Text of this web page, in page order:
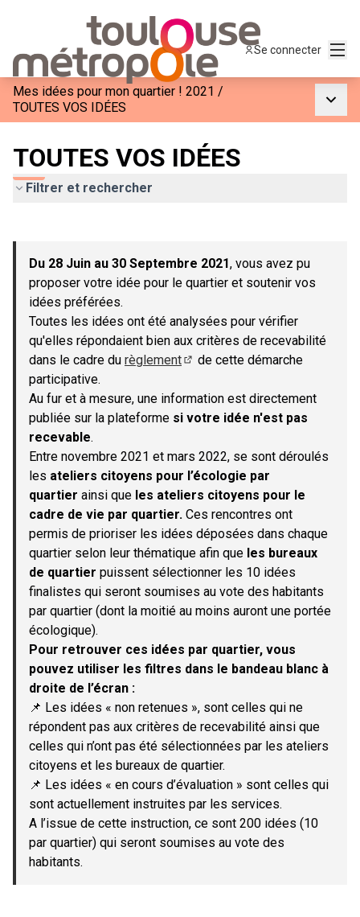
Se connecter
Mes idées pour mon quartier ! 2021 /
TOUTES VOS IDÉES
TOUTES VOS IDÉES
Filtrer et rechercher
−
Du 28 Juin au 30 Septembre 2021, vous avez pu
proposer votre idée pour le quartier et soutenir vos
idées préférées.
Toutes les idées ont été analysées pour vérifier
qu'elles répondaient bien aux critères de recevabilité
dans le cadre du règlement
de cette démarche
participative.
Au fur et à mesure, une information est directement
publiée sur la plateforme si votre idée n'est pas
recevable.
Entre novembre 2021 et mars 2022, se sont déroulés
les ateliers citoyens pour l’écologie par
quartier ainsi que les ateliers citoyens pour le
cadre de vie par quartier. Ces rencontres ont
permis de prioriser les idées déposées dans chaque
quartier selon leur thématique afin que les bureaux
de quartier puissent sélectionner les 10 idées
finalistes qui seront soumises au vote des habitants
par quartier (dont la moitié au moins auront une portée
écologique).
Pour retrouver ces idées par quartier, vous
pouvez utiliser les filtres dans le bandeau blanc à
droite de l’écran :
📌 Les idées « non retenues », sont celles qui ne
répondent pas aux critères de recevabilité ainsi que
celles qui n’ont pas été sélectionnées par les ateliers
citoyens et les bureaux de quartier.
📌 Les idées « en cours d’évaluation » sont celles qui
sont actuellement instruites par les services.
A l’issue de cette instruction, ce sont 200 idées (10
par quartier) qui seront soumises au vote des
habitants.